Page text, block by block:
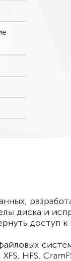
диска и
доступ
систем
XFS, HFS,